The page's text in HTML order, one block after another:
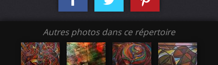
Autres photos dans ce répertoire